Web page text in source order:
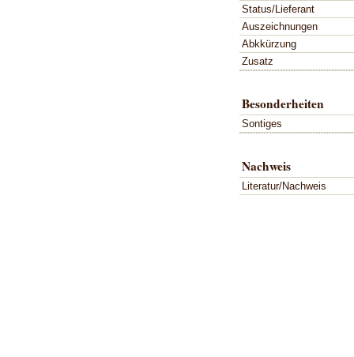
Status/Lieferant
Auszeichnungen
Abkkürzung
Zusatz
Besonderheiten
Sontiges
Nachweis
Literatur/Nachweis